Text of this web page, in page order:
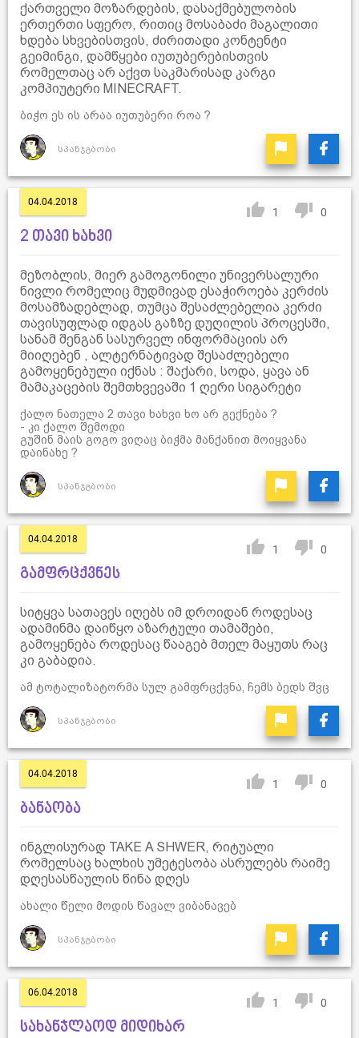
ქართველი მოზარდების, დასაქმებულობის
ერთერთი სფერო, რითიც მოსაბაძი მაგალითი
ხდება სხვებისთვის, ძირითადი კონტენტი
გეიმინგი, დამწყები იუთუბერებისთვის
რომელთაც არ აქვთ საკმარისად კარგი
კომპიუტერი MINECRAFT.
ბიჭო ეს ის არაა იუთუბერი როა ?
სპანჯგბობი
04.04.2018
1 0
2 თავი ხახვი
მეზობლის, მიერ გამოგონილი უნივერსალური
ნივლი რომელიც მუდმივად ესაჭიროება კერძის
მოსამზადებლად, თუმცა შესაძლებელია კერძი
თავისუფლად იდგას გაზზე დუღილის პროცესში,
სანამ შენგან სასურველ ინფორმაციის არ
მიიღებენ , ალტერნატივად შესაძლებელი
გამოყენებული იქნას : შაქარი, სოდა, ყავა ან
მამაკაცების შემთხვევაში 1 ღერი სიგარეტი
ქალო ნათელა 2 თავი ხახვი ხო არ გექნება ?
- კი ქალო შემოდი
გუშინ მაის გოგო ვიღაც ბიჭმა მანქანით მოიყვანა
დაინახე ?
სპანჯგბობი
04.04.2018
1 0
გამფრცქვნეს
სიტყვა სათავეს იღებს იმ დროიდან როდესაც
ადამინმა დაიწყო აზარტული თამაშები,
გამოყენება როდესაც წააგებ მთელ მაყუთს რაც
კი გაბადია.
ამ ტოტალიზატორმა სულ გამფრცქვნა, ჩემს ბედს შვც
სპანჯგბობი
04.04.2018
1 0
ბანაობა
ინგლისურად TAKE A SHWER, რიტუალი
რომელსაც ხალხის უმეტესობა ასრულებს რაიმე
დღესასწაულის წინა დღეს
ახალი წელი მოდის წავალ ვიბანავებ
სპანჯგბობი
06.04.2018
1 0
სახანჯლაოდ მიდიხარ